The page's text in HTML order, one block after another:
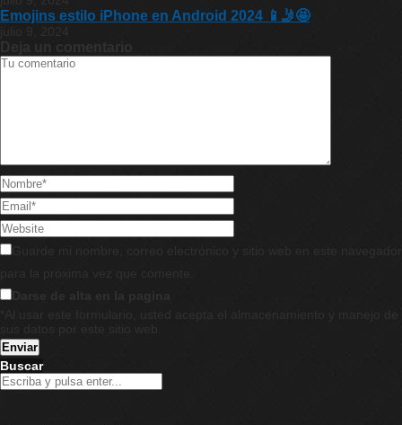
Emojins estilo iPhone en Android 2024 📱🤳🤩
Deja un comentario
Guarde mi nombre, correo electrónico y sitio web en este navegador
Darse de alta en la pagina
sus datos por este sitio web.
Buscar